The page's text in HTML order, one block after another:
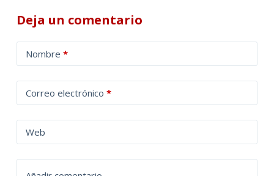
Deja un comentario
Nombre *
Correo electrónico *
Web
l
t
a
t